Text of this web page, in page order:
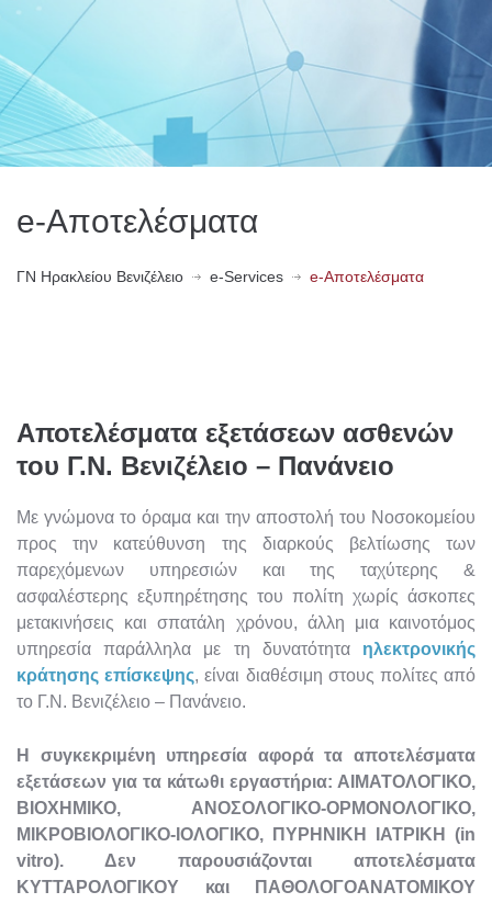
e-Αποτελέσματα
ΓN Ηρακλείου Βενιζέλειο e-Services e-Αποτελέσματα
Αποτελέσματα εξετάσεων ασθενών
του Γ.Ν. Βενιζέλειο – Πανάνειο
Με γνώμονα το όραμα και την αποστολή του Νοσοκομείου
προς την κατεύθυνση της διαρκούς βελτίωσης των
παρεχόμενων υπηρεσιών και της ταχύτερης &
ασφαλέστερης εξυπηρέτησης του πολίτη χωρίς άσκοπες
μετακινήσεις και σπατάλη χρόνου, άλλη μια καινοτόμος
υπηρεσία παράλληλα με τη δυνατότητα ηλεκτρονικής
κράτησης επίσκεψης, είναι διαθέσιμη στους πολίτες από
το Γ.Ν. Βενιζέλειο – Πανάνειο.
H
συγκεκριμένη υπηρεσία αφορά τα αποτελέσματα
εξετάσεων για τα κάτωθι εργαστήρια: ΑΙΜΑΤΟΛΟΓΙΚΟ,
ΒΙΟΧΗΜΙΚΟ, ΑΝΟΣΟΛΟΓΙΚΟ-ΟΡΜΟΝΟΛΟΓΙΚΟ,
ΜΙΚΡΟΒΙΟΛΟΓΙΚΟ-ΙΟΛΟΓΙΚΟ, ΠΥΡΗΝΙΚΗ ΙΑΤΡΙΚΗ (in
vitro). Δεν παρουσιάζονται αποτελέσματα
ΚΥΤΤΑΡΟΛΟΓΙΚΟΥ και ΠΑΘΟΛΟΓΟΑΝΑΤΟΜΙΚΟΥ